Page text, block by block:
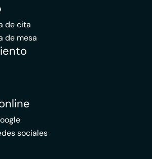
de cita
de mesa
sociales